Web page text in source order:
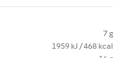
7 g
1959 kJ / 468 kcal